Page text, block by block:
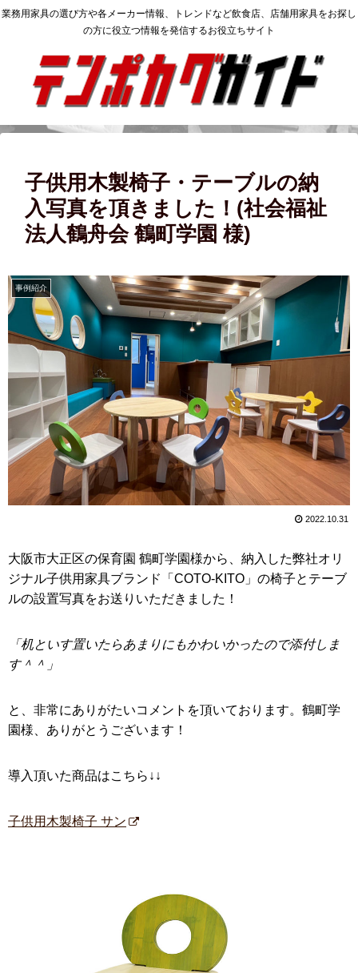
業務用家具の選び方や各メーカー情報、トレンドなど飲食店、店舗用家具をお探し
の方に役立つ情報を発信するお役立ちサイト
子供用木製椅子・テーブルの納
入写真を頂きました！(社会福祉
法人鶴舟会 鶴町学園 様)
事例紹介
2022.10.31
大阪市大正区の保育園 鶴町学園様から、納入した弊社オリ
ジナル子供用家具ブランド「COTO-KITO」の椅子とテーブ
ルの設置写真をお送りいただきました！
「机といす置いたらあまりにもかわいかったので添付しま
す＾＾」
と、非常にありがたいコメントを頂いております。鶴町学
園様、ありがとうございます！
導入頂いた商品はこちら↓↓
子供用木製椅子 サン